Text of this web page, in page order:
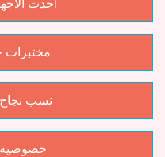
أحدث
مختبرات
نسب نجاح
خصوصية